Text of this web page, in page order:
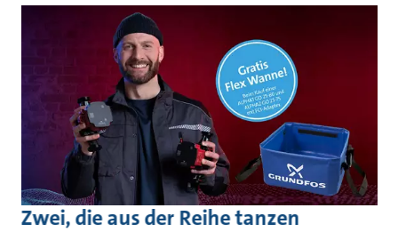
Zwei, die aus der Reihe tanzen